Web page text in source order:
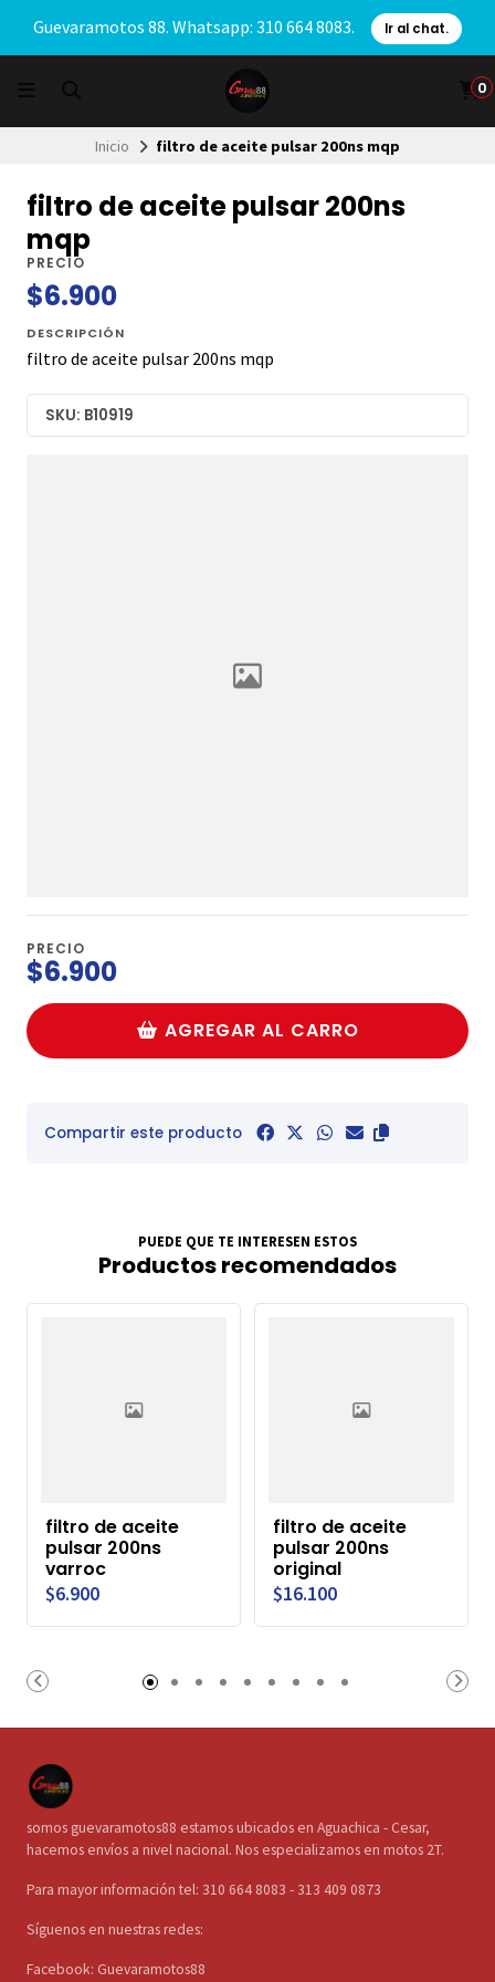
Guevaramotos 88. Whatsapp: 310 664 8083. Ir al chat.
0
Inicio filtro de aceite pulsar 200ns mqp
filtro de aceite pulsar 200ns
mqp
PRECIO
$6.900
DESCRIPCIÓN
filtro de aceite pulsar 200ns mqp
SKU: B10919
PRECIO
$6.900
AGREGAR AL CARRO
Compartir este producto
PUEDE QUE TE INTERESEN ESTOS
Productos recomendados
filtro de aceite
pulsar 200ns
varroc
$6.900
filtro de aceite
pulsar 200ns
original
$16.100
somos guevaramotos88 estamos ubicados en Aguachica - Cesar,
hacemos envíos a nivel nacional. Nos especializamos en motos 2T.
Para mayor información tel: 310 664 8083 - 313 409 0873
Síguenos en nuestras redes:
Facebook: Guevaramotos88